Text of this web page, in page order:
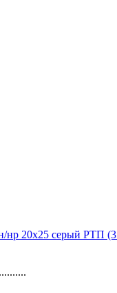
нр 20х25 серый РТП